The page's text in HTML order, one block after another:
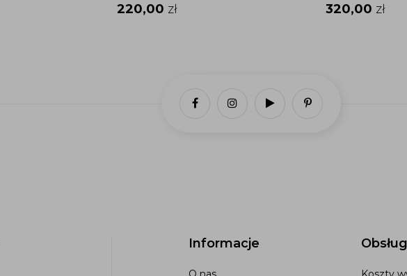
220,00 zł 320,00 zł
Informacje